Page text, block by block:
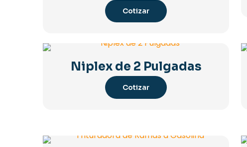
Cotizar
Niplex de 2 Pulgadas
Cotizar